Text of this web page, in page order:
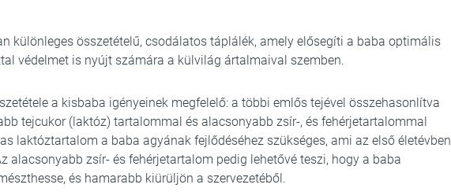
különleges összetételű, csodálatos táplálék, amely elősegíti a baba optimális
védelmet is nyújt számára a külvilág ártalmaival szemben.
a kisbaba igényeinek megfelelő: a többi emlős tejével összehasonlítva
tejcukor (laktóz) tartalommal és alacsonyabb zsír-, és fehérjetartalommal
laktóztartalom a baba agyának fejlődéséhez szükséges, ami az első életévben
alacsonyabb zsír- és fehérjetartalom pedig lehetővé teszi, hogy a baba
és hamarabb kiürüljön a szervezetéből.